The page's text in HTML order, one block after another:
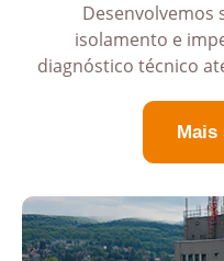
Desenvolvemos
isolamento e
diagnóstico técnico